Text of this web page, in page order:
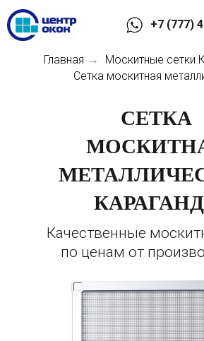
+7 (777)
Главная → Москитные сетки
Сетка москитная
Качественные
по ценам от
СЕТКА